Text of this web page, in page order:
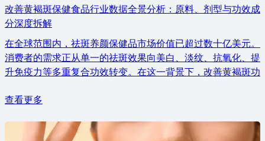
改善黄褐斑保健食品行业数据全景分析：原料、剂型与功效成
分深度拆解
在全球范围内，祛斑养颜保健品市场价值已超过数十亿美元。
消费者的需求正从单一的祛斑效果向美白、淡纹、抗氧化、提
升免疫力等多重复合功效转变。在这一背景下，改善黄褐斑功
查看更多